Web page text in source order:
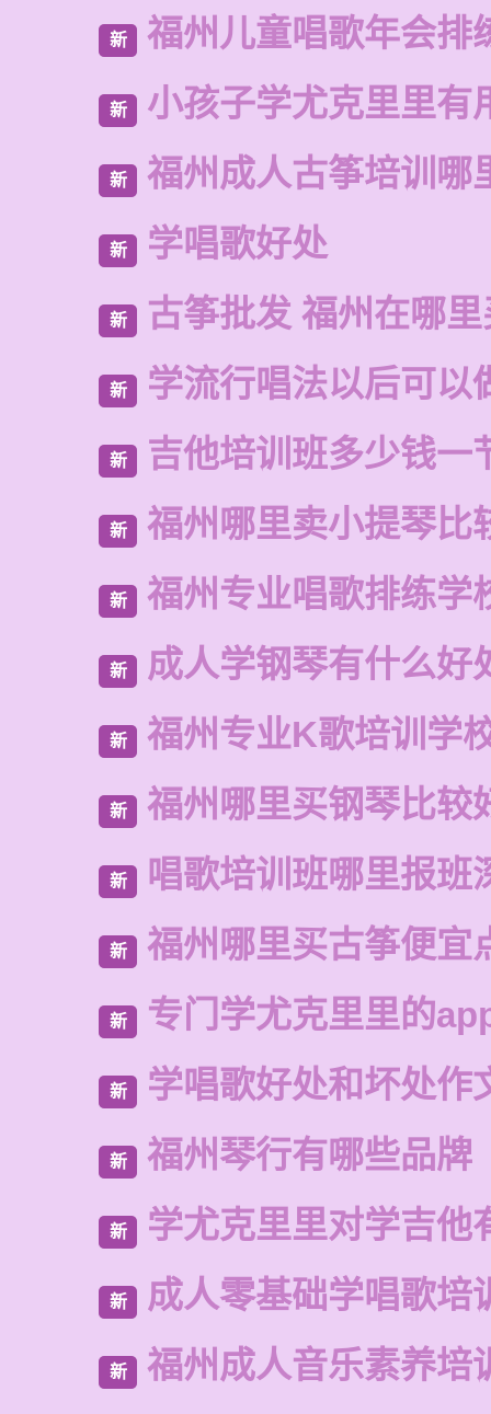
新 福州儿童唱歌年会排
新 小孩子学尤克里里有
新 福州成人古筝培训哪
新 学唱歌好处
新 古筝批发 福州在哪
新 学流行唱法以后可以
新 吉他培训班多少钱一
新 福州哪里卖小提琴比
新 福州专业唱歌排练学
新 成人学钢琴有什么好
新 福州专业K歌培训学
新 福州哪里买钢琴比较
新 唱歌培训班哪里报班
新 福州哪里买古筝便宜
新 专门学尤克里里的
新 学唱歌好处和坏处作
新 福州琴行有哪些品牌
新 学尤克里里对学吉他
新 成人零基础学唱歌培
新 福州成人音乐素养培